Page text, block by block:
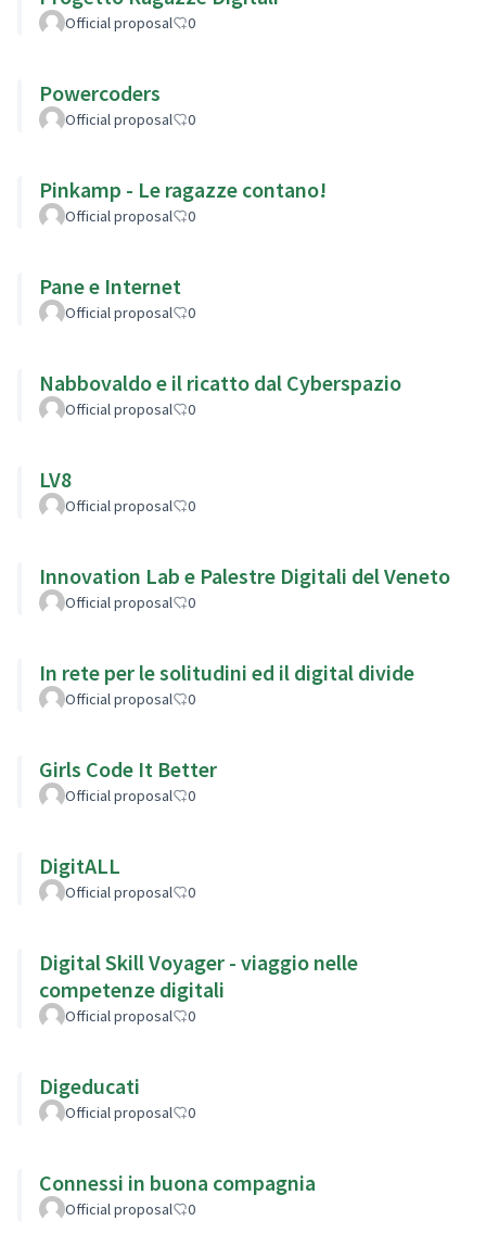
Official proposal 0
Powercoders
Official proposal 0
Pinkamp - Le ragazze contano!
Official proposal 0
Pane e Internet
Official proposal 0
Nabbovaldo e il ricatto dal Cyberspazio
Official proposal 0
LV8
Official proposal 0
Innovation Lab e Palestre Digitali del Veneto
Official proposal 0
In rete per le solitudini ed il digital divide
Official proposal 0
Girls Code It Better
Official proposal 0
DigitALL
Official proposal 0
Digital Skill Voyager - viaggio nelle
competenze digitali
Official proposal 0
Digeducati
Official proposal 0
Connessi in buona compagnia
Official proposal 0